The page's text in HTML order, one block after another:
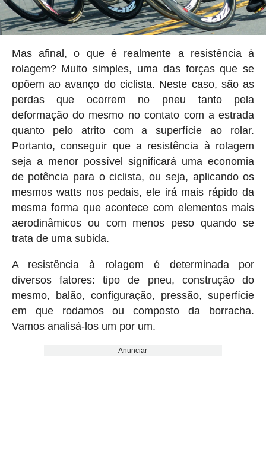
Mas afinal, o que é realmente a resistência à
rolagem? Muito simples, uma das forças que se
opõem ao avanço do ciclista. Neste caso, são as
perdas que ocorrem no pneu tanto pela
deformação do mesmo no contato com a estrada
quanto pelo atrito com a superfície ao rolar.
Portanto, conseguir que a resistência à rolagem
seja a menor possível significará uma economia
de potência para o ciclista, ou seja, aplicando os
mesmos watts nos pedais, ele irá mais rápido da
mesma forma que acontece com elementos mais
aerodinâmicos ou com menos peso quando se
trata de uma subida.
A resistência à rolagem é determinada por
diversos fatores: tipo de pneu, construção do
mesmo, balão, configuração, pressão, superfície
em que rodamos ou composto da borracha.
Vamos analisá-los um por um.
Anunciar